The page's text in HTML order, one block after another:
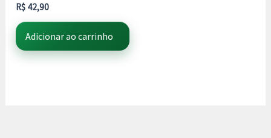
R$ 42,90
Adicionar ao carrinho